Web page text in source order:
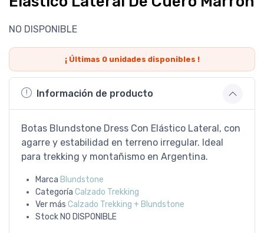
NO DISPONIBLE
¡ Últimas 0unidades disponibles !
Información de producto
Botas Blundstone Dress Con Elástico Lateral, con
agarre y estabilidad en terreno irregular. Ideal
para trekking y montañismo en Argentina.
Marca Blundstone
Categoría Calzado Trekking
Ver más Calzado Trekking + Blundstone
Stock NO DISPONIBLE